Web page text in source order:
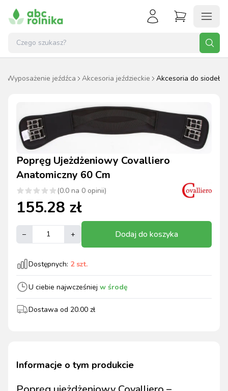
Wyposażenie jeźdźca Akcesoria jeździeckie Akcesoria do siodeł
Popręg Ujeżdżeniowy Covalliero
Anatomiczny 60 Cm
(0.0 na 0 opinii)
155.28 zł
– + Dodaj do koszyka
Dostępnych: 2szt.
U ciebie najwcześniej w środę
Dostawa od 20.00 zł
Informacje o tym produkcie